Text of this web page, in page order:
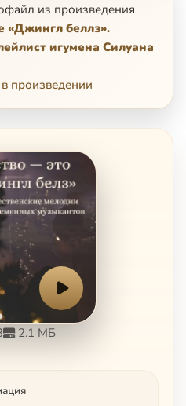
из произведения
«Джингл беллз».
игумена Силуана
произведении
2.1 МБ